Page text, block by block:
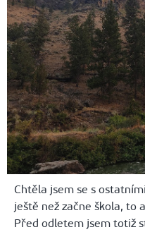
Chtěla jsem se s
ještě než začne škola, to
Před odletem jsem totiž